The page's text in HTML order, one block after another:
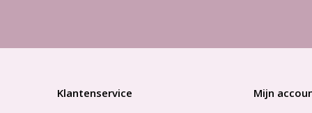
Klantenservice Mijn